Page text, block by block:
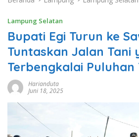
Lampung Selatan
Bupati Egi Turun ke
Tuntaskan Jalan Tani
Terbengkalai Puluhan
Harianduta
Juni 18, 2025